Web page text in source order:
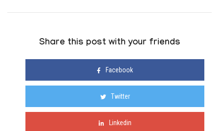
Share this post with your friends
Facebook
Twitter
Linkedin